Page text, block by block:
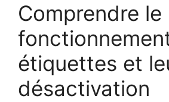
Comprendre le
étiquettes et
désactivation